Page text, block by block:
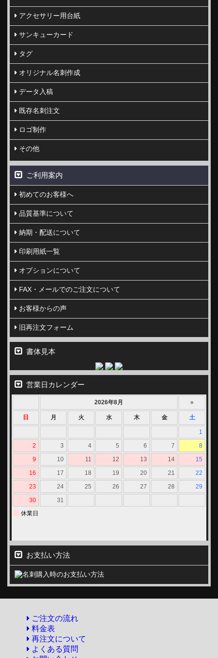
アクセサリー用台紙
サンキューカード
タグ
オリジナル名刺作成
データ入稿
既存名刺注文
ロゴ制作
その他
ご利用案内
初めてのお客様へ
品質基準について
納期・配送について
印刷用紙一覧
オプションについて
FAX・メールでのご注文について
お客様からの声
旧再注文フォーム
書体見本
営業日カレンダー
お支払い方法
ご注文の流れ
料金表
再注文について
よくある質問